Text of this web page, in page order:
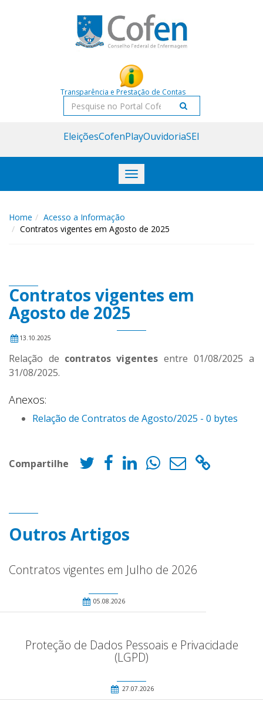
Transparência e Prestação de Contas
Pesquisar
EleiçõesCofenPlayOuvidoriaSEI
Toggle
navigation
Home
Acesso a Informação
Contratos vigentes em Agosto de 2025
Contratos vigentes em
Agosto de 2025
13.10.2025
Relação de contratos vigentes entre 01/08/2025 a
31/08/2025.
Anexos:
Relação de Contratos de Agosto/2025 - 0 bytes
Compartilhe
Outros Artigos
Contratos vigentes em Julho de 2026
05.08.2026
Proteção de Dados Pessoais e Privacidade
(LGPD)
27.07.2026